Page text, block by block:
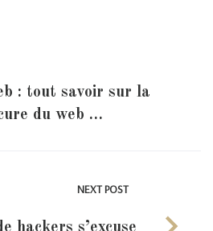
: tout savoir sur la
du web …
NEXT POST
hackers s’excuse